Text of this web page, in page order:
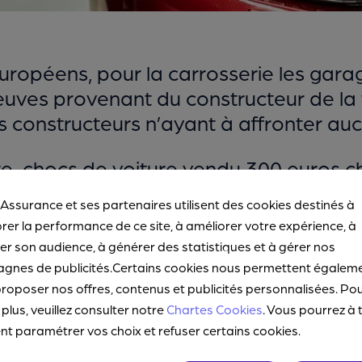
pour la carrosserie les
provenant du constructeur de
constructeurs n’ayant à affronter
chocs de voiture vendu 300 euros
en Espagne ou en Allemagne
Challenges. Contrairement aux
ont le monopole des pièces neuves
de se fournir chez les
pièces de marques différentes,
en France
et ses partenaires utilisent des cookies destinés à
la performance de ce site, à améliorer votre expérience, à
son audience, à générer des statistiques et à gérer nos
de publicités.Certains cookies nous permettent
nos offres, contenus et publicités personnalisées.
veuillez consulter notreChartes Cookies . Vous pourrez à
paramétrer vos choix et refuser certains cookies.